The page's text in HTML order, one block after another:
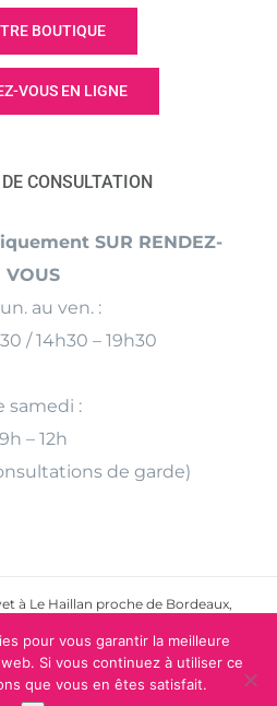
BOUTIQUE
VOUS EN LIGNE
CONSULTATION
SUR RENDEZ-
VOUS
au ven. :
/ 14h30 – 19h30
samedi :
9h – 12h
de garde)
à Le Haillan proche de Bordeaux,
Saint Médard en Jalles
& CréationVéto online| Tous
|Mentions légales
pour vous garantir la meilleure
Si vous continuez à utiliser ce
que vous en êtes satisfait.